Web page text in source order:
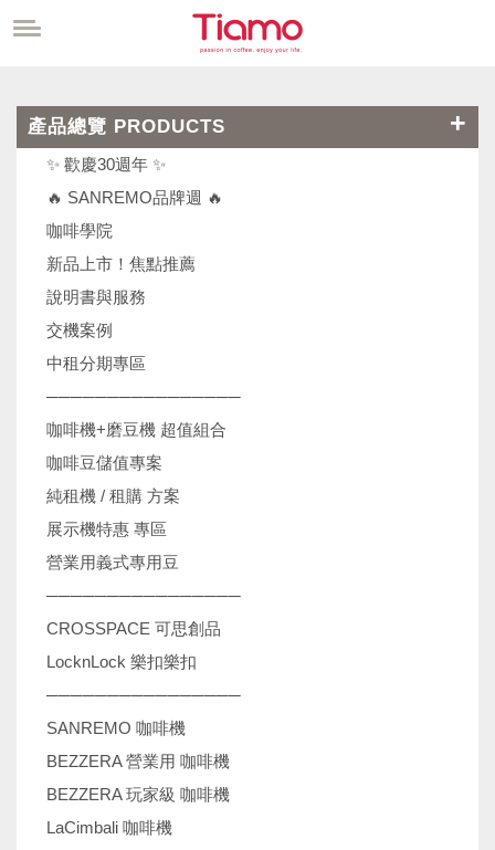
產品總覽 PRODUCTS
✨ 歡慶30週年 ✨
🔥 SANREMO品牌週 🔥
咖啡學院
新品上市！焦點推薦
說明書與服務
交機案例
中租分期專區
────────────────
咖啡機+磨豆機 超值組合
咖啡豆儲值專案
純租機 / 租購 方案
展示機特惠 專區
營業用義式專用豆
────────────────
CROSSPACE 可思創品
LocknLock 樂扣樂扣
────────────────
SANREMO 咖啡機
BEZZERA 營業用 咖啡機
BEZZERA 玩家級 咖啡機
LaCimbali 咖啡機